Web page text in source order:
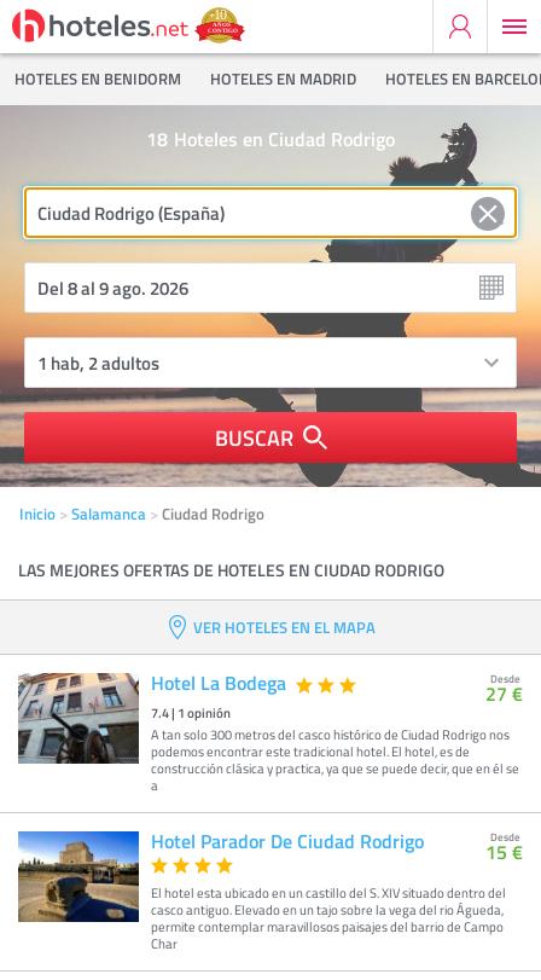
HOTELES EN BENIDORM HOTELES EN MADRID HOTELES EN
Hoteles en Ciudad Rodrigo
18
BUSCAR
Inicio Salamanca Ciudad Rodrigo
LAS MEJORES OFERTAS DE HOTELES EN CIUDAD RODRIGO
VER HOTELES EN EL MAPA
Hotel La Bodega
7.4| 1opinión
A tan solo 300 metros del casco histórico de Ciudad Rodrigo nos
podemos encontrar este tradicional hotel. El hotel, es de
construcción clásica y practica, ya que se puede decir, que en él se
a
Desde
27 €
Hotel Parador De Ciudad Rodrigo
El hotel esta ubicado en un castillo del S. XIV situado dentro del
casco antiguo. Elevado en un tajo sobre la vega del rio Águeda,
permite contemplar maravillosos paisajes del barrio de Campo
Char
Desde
15 €